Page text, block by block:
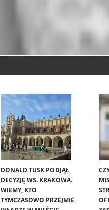
DONALD TUSK PODJĄŁ
DECYZJĘ WS. KRAKOWA.
WIEMY, KTO
TYMCZASOWO PRZEJMIE